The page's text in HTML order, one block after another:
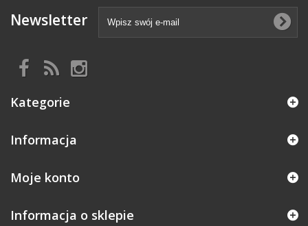
Newsletter
Kategorie
Informacja
Moje konto
Informacja o sklepie